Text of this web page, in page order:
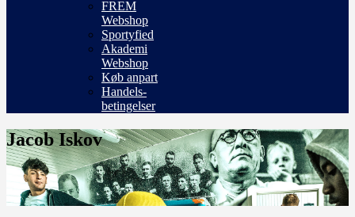
FREM
Webshop
Sportyfied
Akademi
Webshop
Køb anpart
Handels-
betingelser
Jacob Iskov